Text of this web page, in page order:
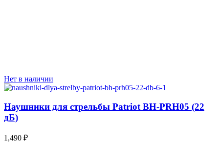
Нет в наличии
Наушники для стрельбы Patriot BH-PRH05 (22
дБ)
1,490 ₽